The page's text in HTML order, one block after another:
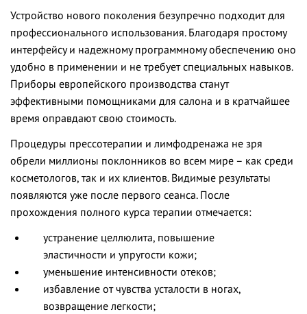
Устройство нового поколения безупречно подходит для
профессионального использования. Благодаря простому
интерфейсу и надежному программному обеспечению оно
удобно в применении и не требует специальных навыков.
Приборы европейского производства станут
эффективными помощниками для салона и в кратчайшее
время оправдают свою стоимость.
Процедуры прессотерапии и лимфодренажа не зря
обрели миллионы поклонников во всем мире – как среди
косметологов, так и их клиентов. Видимые результаты
появляются уже после первого сеанса. После
прохождения полного курса терапии отмечается:
устранение целлюлита, повышение
эластичности и упругости кожи;
уменьшение интенсивности отеков;
избавление от чувства усталости в ногах,
возвращение легкости;